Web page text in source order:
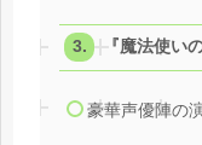
『魔法使い
豪華声優陣の